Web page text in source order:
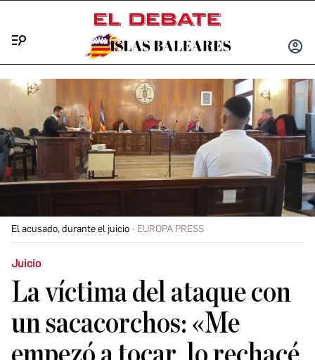
INICIAR
El acusado, durante el juicio EUROPA PRESS
Juicio
La víctima del ataque con
un sacacorchos: «Me